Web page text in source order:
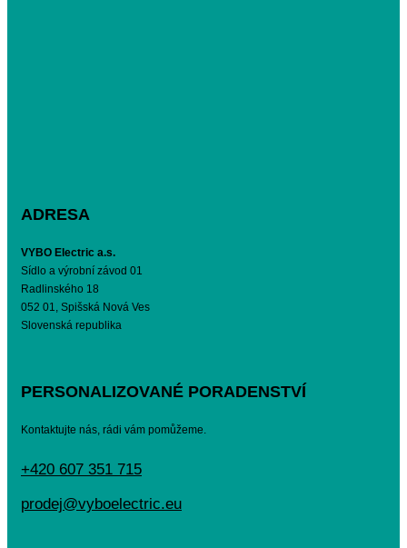
ADRESA
VYBO Electric a.s.
Sídlo a výrobní závod 01
Radlinského 18
052 01, Spišská Nová Ves
Slovenská republika
PERSONALIZOVANÉ PORADENSTVÍ
Kontaktujte nás, rádi vám pomůžeme.
+420 607 351 715
prodej@vyboelectric.eu